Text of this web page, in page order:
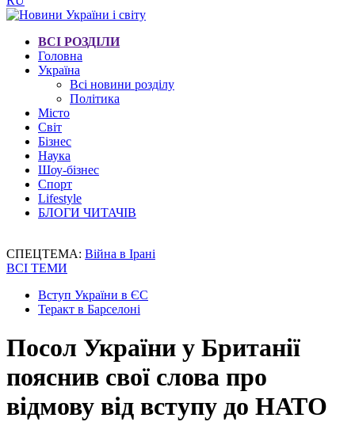
ВСІ РОЗДІЛИ
Головна
Україна
Всі новини розділу
Політика
Місто
Світ
Бізнес
Наука
Шоу-бізнес
Спорт
Lifestyle
БЛОГИ ЧИТАЧІВ
СПЕЦТЕМА: Війна в Ірані
ВСІ ТЕМИ
Вступ України в ЄС
Теракт в Барселоні
Посол України у Британії
пояснив свої слова про
відмову від вступу до НАТО